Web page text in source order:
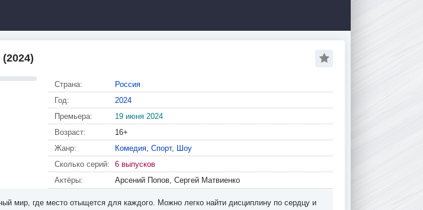
Страна:
Россия
Год:
2024
Премьера:
19 июня 2024
Возраст:
16+
Жанр:
Комедия, Спорт, Шоу
Сколько серий:
6 выпусков
Актёры:
Арсений Попов, Сергей Матвиенко
мир, где место отыщется для каждого. Можно легко найти дисциплину по сердцу и